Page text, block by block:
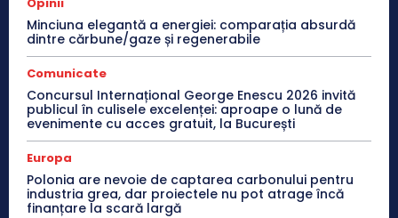
Minciuna elegantă a energiei: comparația absurdă
dintre cărbune/gaze și regenerabile
Comunicate
Concursul Internațional George Enescu 2026 invită
publicul în culisele excelenței: aproape o lună de
evenimente cu acces gratuit, la București
Europa
Polonia are nevoie de captarea carbonului pentru
industria grea, dar proiectele nu pot atrage încă
finanțare la scară largă